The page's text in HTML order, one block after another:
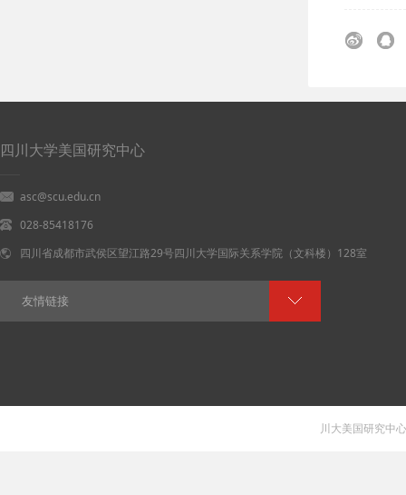
四川大学美国研究中心
asc@scu.edu.cn
028-85418176
四川省成都市武侯区望江路29号四川大学国际关系学院（文科楼）128室
友情链接
川大美国研究中